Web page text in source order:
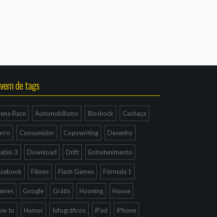
de tags
Race Automobilismo Bioshock Cachaça
Consumidor Copywriting Desenho
3 Download Drift Entretenimento
Filmes Flash Games Fórmula 1
Google Grátis Hooning House
to Humor Infográficos iPad iPhone